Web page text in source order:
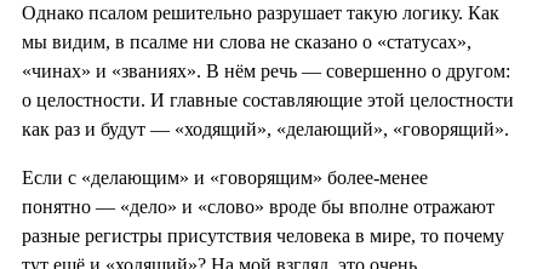
Однако псалом решительно разрушает такую логику. Как
мы видим, в псалме ни слова не сказано о «статусах»,
«чинах» и «званиях». В нём речь — совершенно о другом:
о целостности. И главные составляющие этой целостности
как раз и будут — «ходящий», «делающий», «говорящий».
Если с «делающим» и «говорящим» более-менее
понятно — «дело» и «слово» вроде бы вполне отражают
разные регистры присутствия человека в мире, то почему
тут ещё и «ходящий»? На мой взгляд, это очень